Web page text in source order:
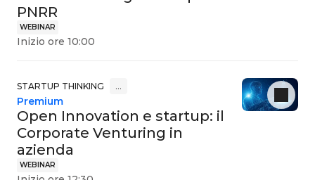
WEBINAR
PNRR
Inizio ore 10:00
STARTUP THINKING …
WEBINAR
Open Innovation e startup: il
Corporate Venturing in
azienda
Premium